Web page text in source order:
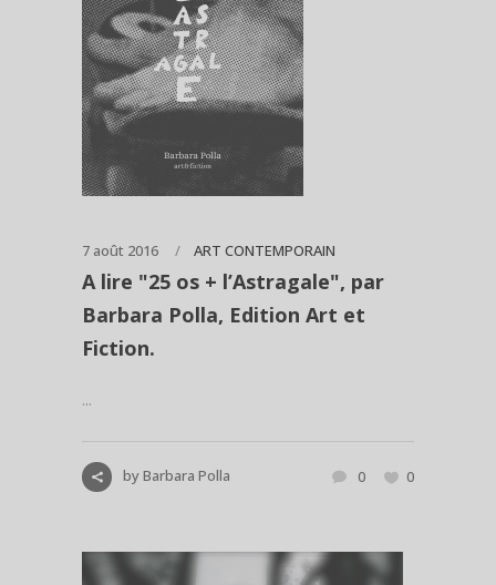
7 août 2016 ART CONTEMPORAIN
A lire "25 os + l’Astragale", par
Barbara Polla, Edition Art et
Fiction.
...
byBarbara Polla 0 0